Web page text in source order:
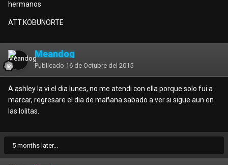
hermanos
ATT.KOBUNORTE
Meandog
Publicado 16 de Octubre del 2015
A ashley la vi el dia lunes, no me atendi con ella porque solo fui a
marcar, regresare el dia de mañana sabado a ver si sigue aun en
las lolitas.
5 months later...